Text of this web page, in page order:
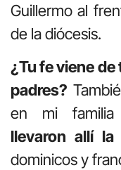
Guillermo al
de la diócesis.
¿Tu fe viene
padres?
en mi
llevaron allí
dominicos y